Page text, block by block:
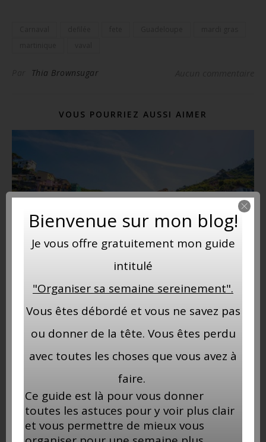
Thia Brownsugar
VOUS POURRIEZ AUSSI AIMER
Les avantages de voyager en dehors de la
21 mars 2023
Bienvenue sur mon blog!
Je vous offre gratuitement mon guide
intitulé
"Organiser sa semaine sereinement".
Vous êtes débordé et vous ne savez pas
ou donner de la tête. Vous êtes perdu
avec toutes les choses que vous avez à
faire.
Ce guide est là pour vous donner
toutes les astuces pour y voir plus clair
et vous permettre de mieux vous